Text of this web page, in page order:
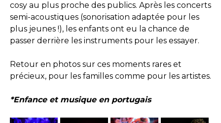
cosy au plus proche des publics. Après les concerts
semi-acoustiques (sonorisation adaptée pour les
plus jeunes !), les enfants ont eu la chance de
passer derrière les instruments pour les essayer.
Retour en photos sur ces moments rares et
précieux, pour les familles comme pour les artistes.
*Enfance et musique en portugais